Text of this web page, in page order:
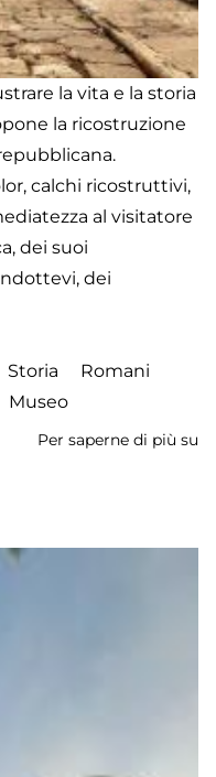
la vita e la storia
la ricostruzione
calchi ricostruttivi,
al visitatore
dei suoi
dei
Storia
Romani
Museo
Per saperne di più su